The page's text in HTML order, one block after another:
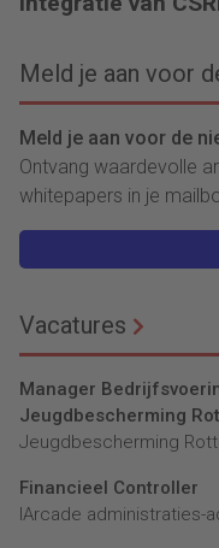
Meld je aan voor
Meld je aan voor de
Ontvang waardevolle
whitepapers in je
Vacatures
Manager
Jeugdbescherming
Jeugdbescherming
Financieel Controller
lArcade administraties-